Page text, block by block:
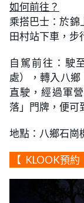
如何前往？
乘搭巴士：於
田村站下車，步
自駕前往：駛
處），轉入八
直駛，經過軍
落」門牌，便可
地點：八鄉石崗
【 KLOOK預約